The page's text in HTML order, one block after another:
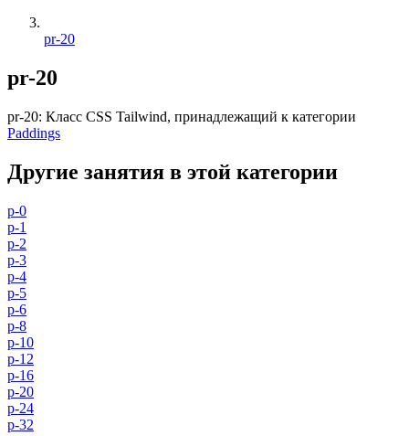
pr-20
pr-20
pr-20: Класс CSS Tailwind, принадлежащий к категории
Paddings
Другие занятия в этой категории
p-0
p-1
p-2
p-3
p-4
p-5
p-6
p-8
p-10
p-12
p-16
p-20
p-24
p-32